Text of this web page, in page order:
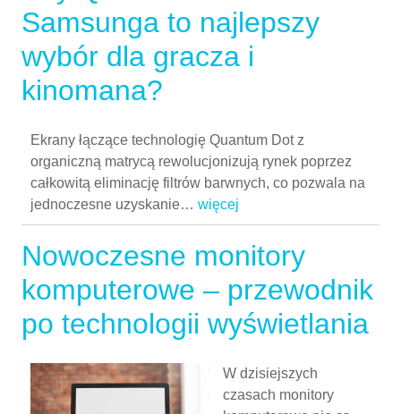
Samsunga to najlepszy
wybór dla gracza i
kinomana?
Ekrany łączące technologię Quantum Dot z
organiczną matrycą rewolucjonizują rynek poprzez
całkowitą eliminację filtrów barwnych, co pozwala na
jednoczesne uzyskanie… więcej
Nowoczesne monitory
komputerowe – przewodnik
po technologii wyświetlania
W dzisiejszych
czasach monitory